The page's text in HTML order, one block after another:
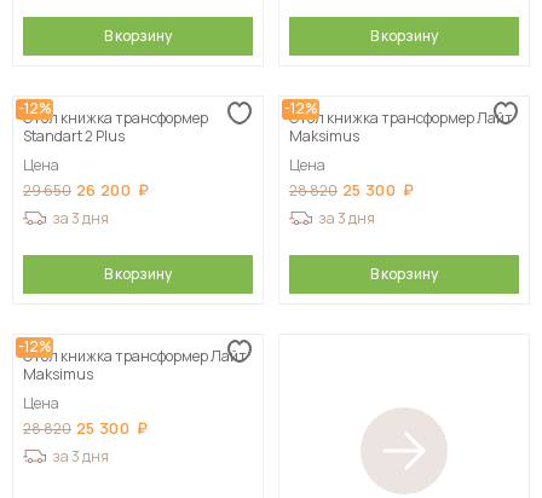
В корзину В корзину
-12%
Стол книжка трансформер
Standart 2 Plus
Цена
29 650 26 200
за 3 дня
В корзину
-12%
Стол книжка трансформер Лайт
Maksimus
Цена
28 820 25 300
за 3 дня
В корзину
-12%
Стол книжка трансформер Лайт
Maksimus
Цена
28 820 25 300
за 3 дня